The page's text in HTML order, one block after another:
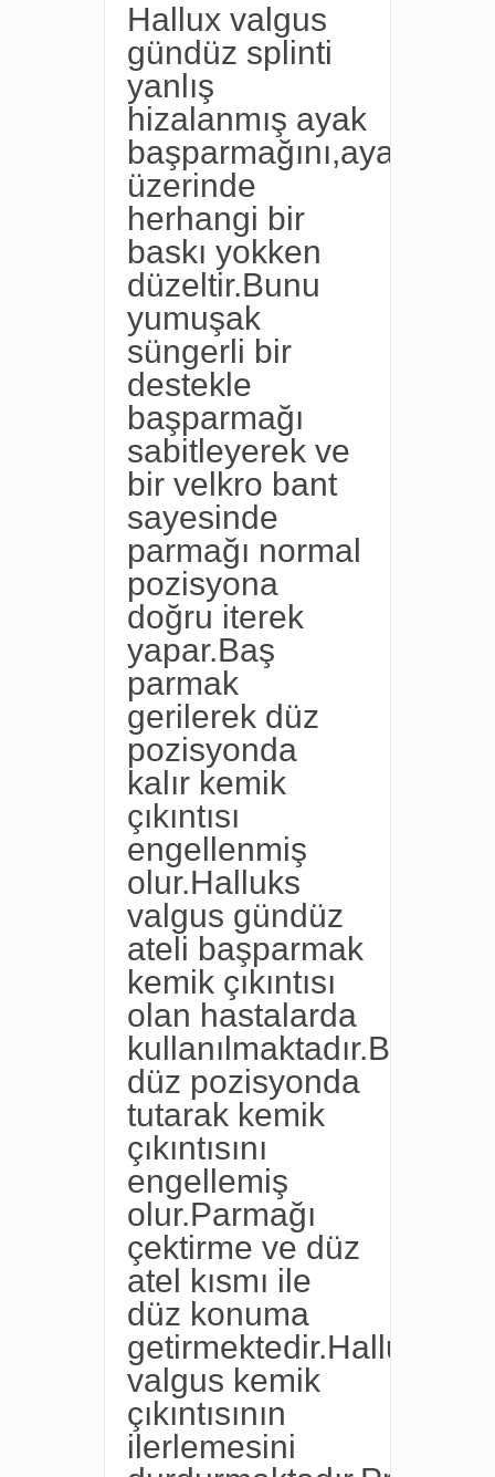
Hallux valgus
gündüz splinti
yanlış
hizalanmış ayak
başparmağını,ayak
üzerinde
herhangi bir
baskı yokken
düzeltir.Bunu
yumuşak
süngerli bir
destekle
başparmağı
sabitleyerek ve
bir velkro bant
sayesinde
parmağı normal
pozisyona
doğru iterek
yapar.Baş
parmak
gerilerek düz
pozisyonda
kalır kemik
çıkıntısı
engellenmiş
olur.Halluks
valgus gündüz
ateli başparmak
kemik çıkıntısı
olan hastalarda
düz pozisyonda
tutarak kemik
çıkıntısını
engellemiş
olur.Parmağı
çektirme ve düz
atel kısmı ile
düz konuma
getirmektedir.Halluks
valgus kemik
çıkıntısının
ilerlemesini